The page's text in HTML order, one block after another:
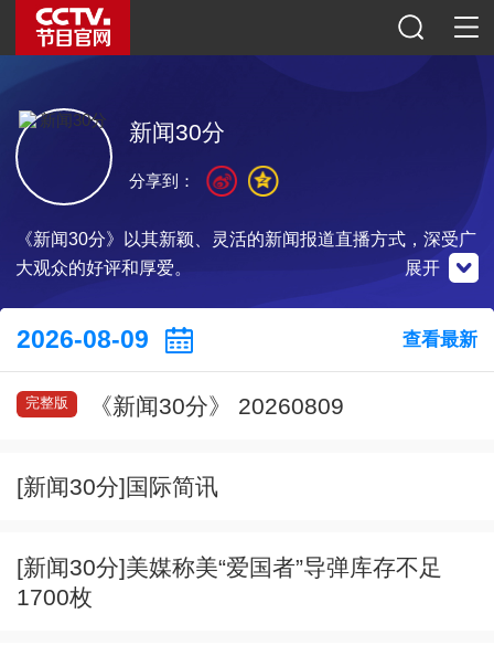
新闻30分
《新闻30分》以其新颖、灵活的新闻报道直播方式，深受广
大观众的好评和厚爱。
央视新闻
扫一扫下载 扫一扫关注
微信公众号
展开
分享到：
2026-08-09 查看最新
完整版 《新闻30分》 20260809
[新闻30分]国际简讯
[新闻30分]美媒称美“爱国者”导弹库存不足
1700枚